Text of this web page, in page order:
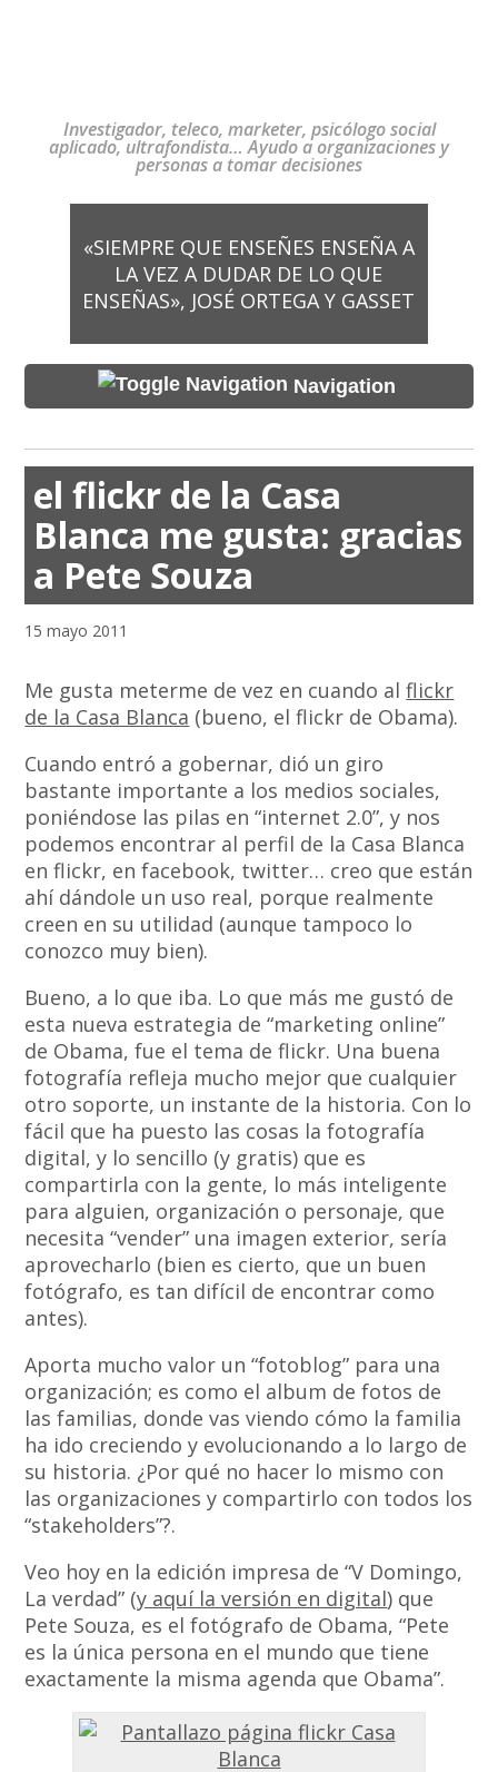
Investigador, teleco, marketer, psicólogo social
aplicado, ultrafondista… Ayudo a organizaciones y
personas a tomar decisiones
«SIEMPRE QUE ENSEÑES ENSEÑA A
LA VEZ A DUDAR DE LO QUE
ENSEÑAS», JOSÉ ORTEGA Y GASSET
Navigation
el flickr de la Casa
Blanca me gusta: gracias
a Pete Souza
15 mayo 2011
Me gusta meterme de vez en cuando alflickr
de la Casa Blanca (bueno, el flickr de Obama).
Cuando entró a gobernar, dió un giro
bastante importante a los medios sociales,
poniéndose las pilas en “internet 2.0”, y nos
podemos encontrar al perfil de la Casa Blanca
en flickr, en facebook, twitter… creo que están
ahí dándole un uso real, porque realmente
creen en su utilidad (aunque tampoco lo
conozco muy bien).
Bueno, a lo que iba. Lo que más me gustó de
esta nueva estrategia de “marketing online”
de Obama, fue el tema de flickr. Una buena
fotografía refleja mucho mejor que cualquier
otro soporte, un instante de la historia. Con lo
fácil que ha puesto las cosas la fotografía
digital, y lo sencillo (y gratis) que es
compartirla con la gente, lo más inteligente
para alguien, organización o personaje, que
necesita “vender” una imagen exterior, sería
aprovecharlo (bien es cierto, que un buen
fotógrafo, es tan difícil de encontrar como
antes).
Aporta mucho valor un “fotoblog” para una
organización; es como el album de fotos de
las familias, donde vas viendo cómo la familia
ha ido creciendo y evolucionando a lo largo de
su historia. ¿Por qué no hacer lo mismo con
las organizaciones y compartirlo con todos los
“stakeholders”?.
Veo hoy en la edición impresa de “V Domingo,
La verdad” (y aquí la versión en digital) que
Pete Souza, es el fotógrafo de Obama, “Pete
es la única persona en el mundo que tiene
exactamente la misma agenda que Obama”.